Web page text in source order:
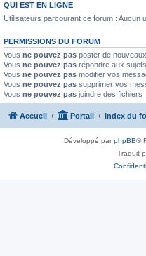
QUI EST EN LIGNE
Utilisateurs parcourant ce forum : Aucun
PERMISSIONS DU FORUM
Vous ne pouvez pas poster de
Vous ne pouvez pas répondre aux sujets
Vous ne pouvez pas modifier vos
Vous ne pouvez pas supprimer vos
Vous ne pouvez pas joindre des fichiers
Accueil Portail Index du
Développé parphpBB®
Traduit